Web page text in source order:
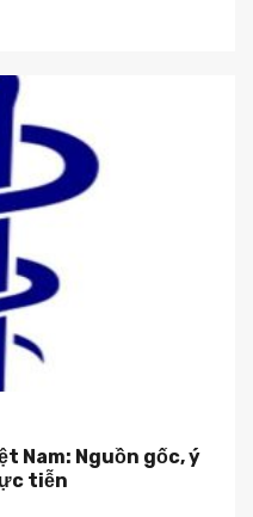
Nam: Nguồn gốc, ý
tiễn